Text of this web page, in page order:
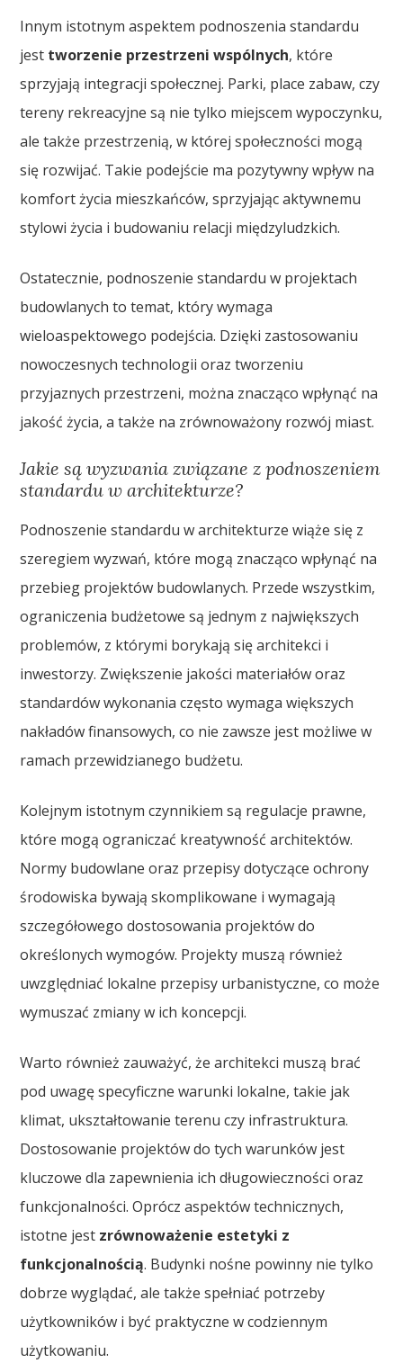
Innym istotnym aspektem podnoszenia standardu
jest tworzenie przestrzeni wspólnych, które
sprzyjają integracji społecznej. Parki, place zabaw, czy
tereny rekreacyjne są nie tylko miejscem wypoczynku,
ale także przestrzenią, w której społeczności mogą
się rozwijać. Takie podejście ma pozytywny wpływ na
komfort życia mieszkańców, sprzyjając aktywnemu
stylowi życia i budowaniu relacji międzyludzkich.
Ostatecznie, podnoszenie standardu w projektach
budowlanych to temat, który wymaga
wieloaspektowego podejścia. Dzięki zastosowaniu
nowoczesnych technologii oraz tworzeniu
przyjaznych przestrzeni, można znacząco wpłynąć na
jakość życia, a także na zrównoważony rozwój miast.
Jakie są wyzwania związane z podnoszeniem
standardu w architekturze?
Podnoszenie standardu w architekturze wiąże się z
szeregiem wyzwań, które mogą znacząco wpłynąć na
przebieg projektów budowlanych. Przede wszystkim,
ograniczenia budżetowe są jednym z największych
problemów, z którymi borykają się architekci i
inwestorzy. Zwiększenie jakości materiałów oraz
standardów wykonania często wymaga większych
nakładów finansowych, co nie zawsze jest możliwe w
ramach przewidzianego budżetu.
Kolejnym istotnym czynnikiem są regulacje prawne,
które mogą ograniczać kreatywność architektów.
Normy budowlane oraz przepisy dotyczące ochrony
środowiska bywają skomplikowane i wymagają
szczegółowego dostosowania projektów do
określonych wymogów. Projekty muszą również
uwzględniać lokalne przepisy urbanistyczne, co może
wymuszać zmiany w ich koncepcji.
Warto również zauważyć, że architekci muszą brać
pod uwagę specyficzne warunki lokalne, takie jak
klimat, ukształtowanie terenu czy infrastruktura.
Dostosowanie projektów do tych warunków jest
kluczowe dla zapewnienia ich długowieczności oraz
funkcjonalności. Oprócz aspektów technicznych,
istotne jest zrównoważenie estetyki z
funkcjonalnością. Budynki nośne powinny nie tylko
dobrze wyglądać, ale także spełniać potrzeby
użytkowników i być praktyczne w codziennym
użytkowaniu.